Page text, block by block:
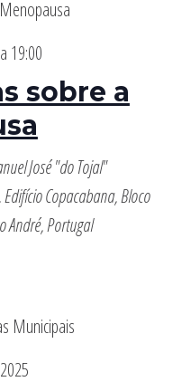
sobre a
a 19:00
José "do Tojal"
Copacabana, Bloco
André, Portugal